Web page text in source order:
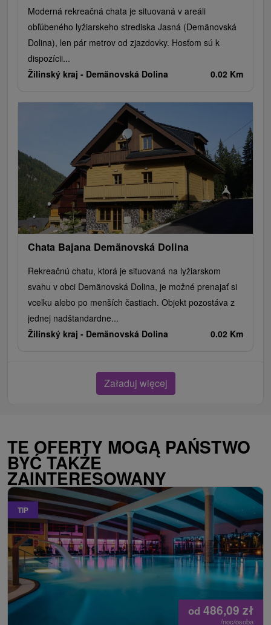
Moderná rekreačná chata je situovaná v areáli
obľúbeného lyžiarskeho strediska Jasná (Demänovská
Dolina), len pár metrov od zjazdovky. Hosťom sú k
dispozícii...
Žilinský kraj - Demänovská Dolina 0.02 Km
Chata Bajana Demänovská Dolina
Rekreačnú chatu, ktorá je situovaná na lyžiarskom
svahu v obci Demänovská Dolina, je možné prenajať si
vcelku alebo po menších častiach. Objekt pozostáva z
jednej nadštandardne...
Žilinský kraj - Demänovská Dolina 0.02 Km
Załaduj więcej
TE OFERTY MOGĄ PAŃSTWO
BYĆ TAKŻE
ZAINTERESOWANY
TIP
od 486,09 zł
/noc/osoba